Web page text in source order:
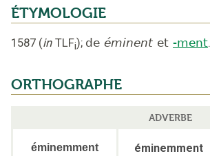
ÉTYMOLOGIE
1587 (in TLFi); de éminent et -ment.
ORTHOGRAPHE
ADVERBE
éminemment éminemment